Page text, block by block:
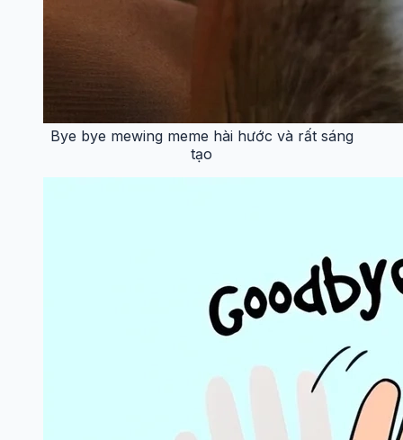
Bye bye mewing meme hài hước và rất sáng
tạo